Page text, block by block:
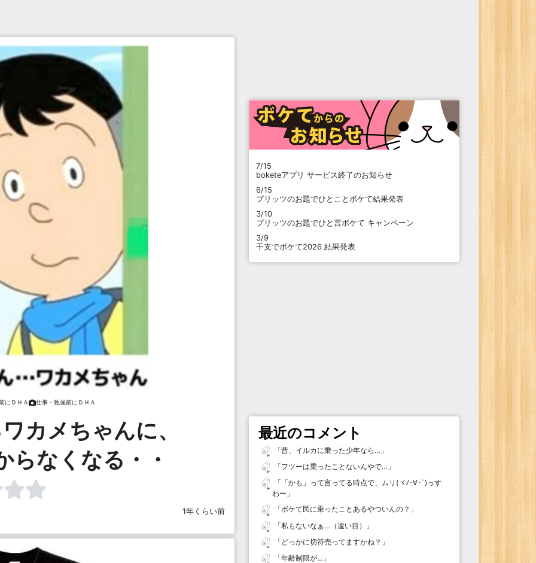
にＤＨＡ 仕事・勉強前にＤＨＡ
カメちゃんに、
らなくなる・・
1年くらい前
7/15
boketeアプリ サービス終了のお知らせ
6/15
プリッツのお題でひとことボケて結果発表
3/10
プリッツのお題でひと言ボケて キャンペーン
3/9
干支でボケて2026 結果発表
最近のコメント
「昔、イルカに乗った少年なら… 」
「フツーは乗ったことないんやで… 」
「 「かも」って言ってる時点で、ムリ(ヾﾉ･∀･`)っす
わー 」
「ボケて民に乗ったことあるやついんの？ 」
「私もないなぁ…（遠い目）
」
「 どっかに切符売ってますかね？ 」
「年齢制限が… 」